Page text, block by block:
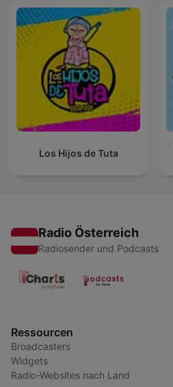
Los Hijos de Tuta
Radio Österreich
Radiosender und Podcasts
Ressourcen
Broadcasters
Widgets
Radio-Websites nach Land